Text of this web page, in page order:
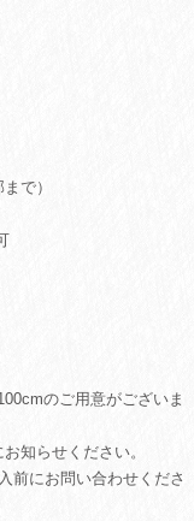
で）
のご用意がございま
知らせください。
前にお問い合わせくださ